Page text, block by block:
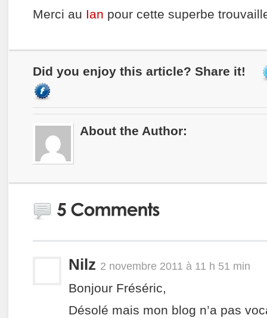
Merci au Ian pour cette superbe
Did you enjoy this article? Share it!
About the Author:
Nilz 2 novembre 2011 à 11 h 51 min
Bonjour Fréséric,
Désolé mais mon blog n’a pas